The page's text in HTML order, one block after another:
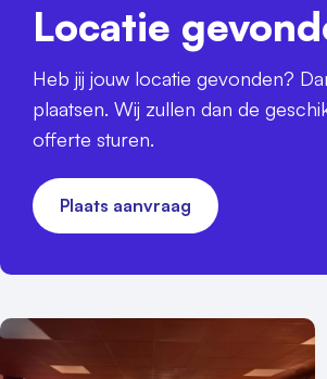
Locatie
Heb jij jouw locatie gevonden?
plaatsen. Wij zullen dan de
offerte sturen.
Plaats aanvraag